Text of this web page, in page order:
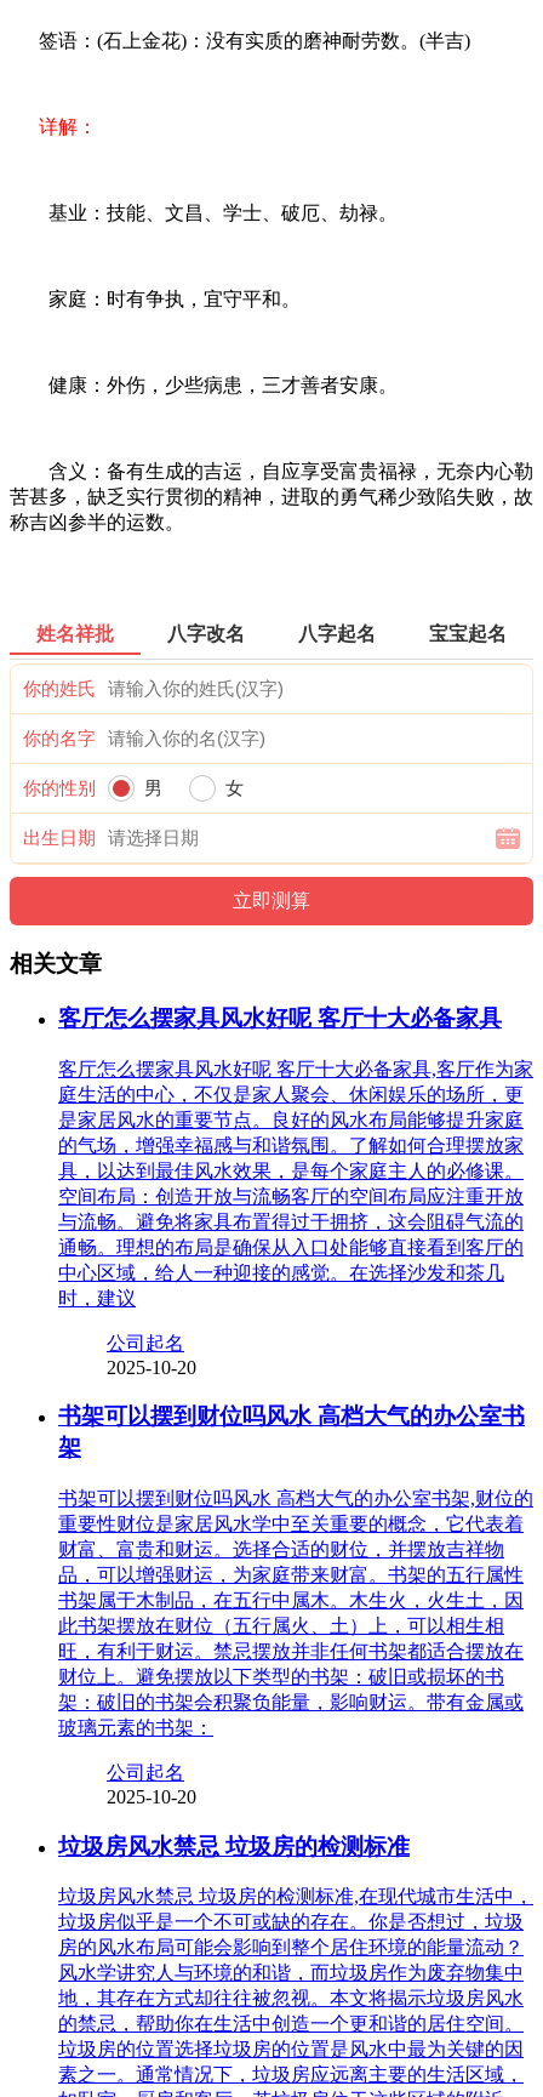
签语：(石上金花)：没有实质的磨神耐劳数。(半吉)
详解：
基业：技能、文昌、学士、破厄、劫禄。
家庭：时有争执，宜守平和。
健康：外伤，少些病患，三才善者安康。
含义：备有生成的吉运，自应享受富贵福禄，无奈内心勒
苦甚多，缺乏实行贯彻的精神，进取的勇气稀少致陷失败，故
称吉凶参半的运数。
姓名祥批 八字改名 八字起名 宝宝起名
你的姓氏
你的名字
你的性别 男 女
出生日期
相关文章
客厅怎么摆家具风水好呢 客厅十大必备家具
客厅怎么摆家具风水好呢 客厅十大必备家具,客厅作为家
庭生活的中心，不仅是家人聚会、休闲娱乐的场所，更
是家居风水的重要节点。良好的风水布局能够提升家庭
的气场，增强幸福感与和谐氛围。了解如何合理摆放家
具，以达到最佳风水效果，是每个家庭主人的必修课。
空间布局：创造开放与流畅客厅的空间布局应注重开放
与流畅。避免将家具布置得过于拥挤，这会阻碍气流的
通畅。理想的布局是确保从入口处能够直接看到客厅的
中心区域，给人一种迎接的感觉。在选择沙发和茶几
时，建议
公司起名
2025-10-20
书架可以摆到财位吗风水 高档大气的办公室书
架
书架可以摆到财位吗风水 高档大气的办公室书架,财位的
重要性财位是家居风水学中至关重要的概念，它代表着
财富、富贵和财运。选择合适的财位，并摆放吉祥物
品，可以增强财运，为家庭带来财富。书架的五行属性
书架属于木制品，在五行中属木。木生火，火生土，因
此书架摆放在财位（五行属火、土）上，可以相生相
旺，有利于财运。禁忌摆放并非任何书架都适合摆放在
财位上。避免摆放以下类型的书架：破旧或损坏的书
架：破旧的书架会积聚负能量，影响财运。带有金属或
玻璃元素的书架：
公司起名
2025-10-20
垃圾房风水禁忌 垃圾房的检测标准
垃圾房风水禁忌 垃圾房的检测标准,在现代城市生活中，
垃圾房似乎是一个不可或缺的存在。你是否想过，垃圾
房的风水布局可能会影响到整个居住环境的能量流动？
风水学讲究人与环境的和谐，而垃圾房作为废弃物集中
地，其存在方式却往往被忽视。本文将揭示垃圾房风水
的禁忌，帮助你在生活中创造一个更和谐的居住空间。
垃圾房的位置选择垃圾房的位置是风水中最为关键的因
素之一。通常情况下，垃圾房应远离主要的生活区域，